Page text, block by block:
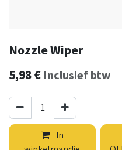
Nozzle Wiper
5,98€ Inclusief btw
In